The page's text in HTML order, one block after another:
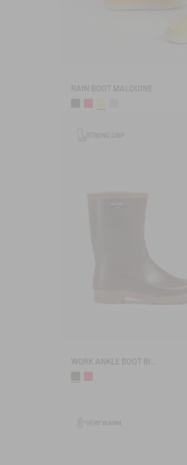
RAIN BOOT MALOUINE
STRONG GRIP
VERY WARM